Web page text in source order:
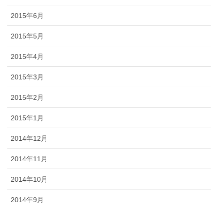
2015年6月
2015年5月
2015年4月
2015年3月
2015年2月
2015年1月
2014年12月
2014年11月
2014年10月
2014年9月